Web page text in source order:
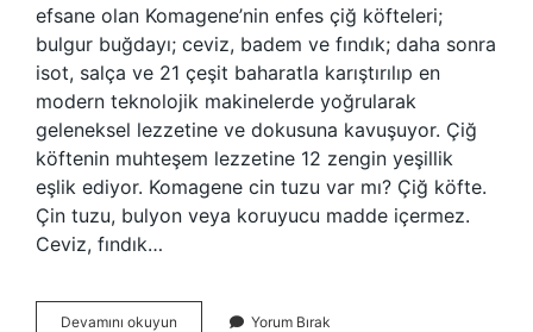
efsane olan Komagene’nin enfes çiğ köfteleri;
bulgur buğdayı; ceviz, badem ve fındık; daha sonra
isot, salça ve 21 çeşit baharatla karıştırılıp en
modern teknolojik makinelerde yoğrularak
geleneksel lezzetine ve dokusuna kavuşuyor. Çiğ
köftenin muhteşem lezzetine 12 zengin yeşillik
eşlik ediyor. Komagene cin tuzu var mı? Çiğ köfte.
Çin tuzu, bulyon veya koruyucu madde içermez.
Ceviz, fındık…
Devamını okuyun Komagene Yorum Bırak